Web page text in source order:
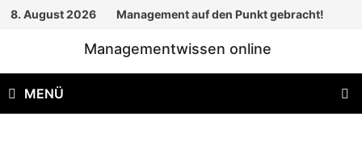
Zum
8. August 2026 Management auf den Punkt gebracht!
Managementwissen online
MENÜ